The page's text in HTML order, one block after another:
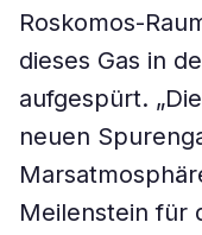
Roskomos-
dieses Gas in
aufgespürt.
neuen
Meilenstein für